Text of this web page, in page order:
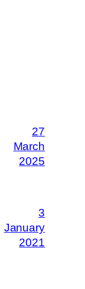
27
March
2025
3
January
2021